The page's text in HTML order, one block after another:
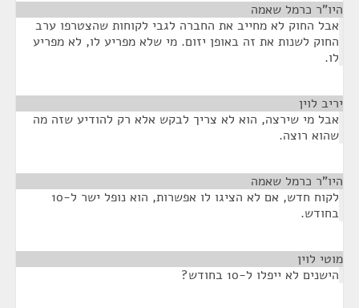
היו"ר כרמל שאמה
אבל החוק לא מחייב את החברה לגבי לקוחות שהצטרפו ערב
החוק לשנות את זה באופן יזום. מי שלא מפריע לו, לא מפריע
לו.
יריב לוין
אבל מי שירצה, הוא לא צריך לבקש אלא רק להודיע שזה מה
שהוא רוצה.
היו"ר כרמל שאמה
לקוח חדש, אם לא הציגו לו אפשרות, הוא נופל ישר ל-10
בחודש.
מוטי לוין
הישנים לא ייפלו ל-10 בחודש?